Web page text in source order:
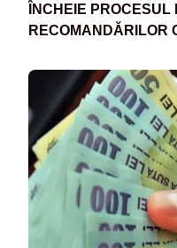
ÎNCHEIE
RECOMANDĂRILOR